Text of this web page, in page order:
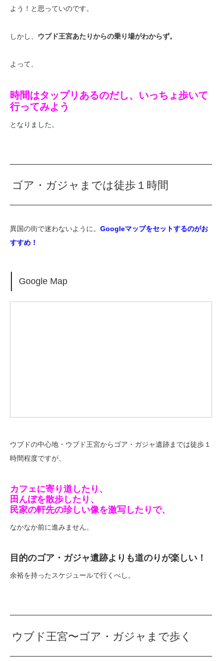
よう！と思っていのです。
しかし、 ウブド王宮あたりからの乗り場がわからず。
よって、
時間はタップリあるのだし、いっちょ歩いて
行ってみよう
となりました。
ゴア・ガジャまでは徒歩１時間
異国の街で迷わないように。 Googleマップをセットするのがお
すすめ！
Google Map
ウブドの中心地・ウブド王宮からゴア・ガジャ遺跡までは徒歩１
時間程度ですが、
カフェに寄り道したり、
田んぼを散歩したり、
民家の軒先の珍しい像を激写したりで、
なかなか前に進みません。
目的のゴア・ガジャ遺跡よりも道のりが楽しい！
余裕を持ったスケジュールで行くべし。
ウブド王宮〜ゴア・ガジャまで歩く